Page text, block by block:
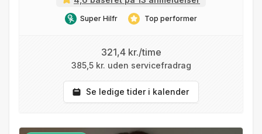
Super Hilfr Top performer
321,4 kr./time
385,5 kr. uden servicefradrag
Se ledige tider i kalender